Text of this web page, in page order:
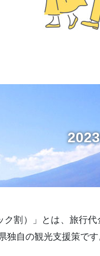
ク割）」とは、旅行
独自の観光支援策です